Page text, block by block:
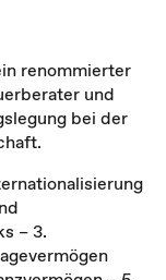
renommierter
und
bei der
– 3.